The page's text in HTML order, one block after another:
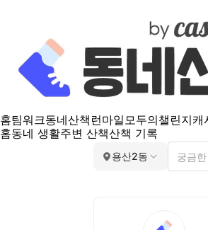
홈팀워크동네산책 런마일모두의챌린지캐
홈동네 생활주변 산책산책 기록
용산2동